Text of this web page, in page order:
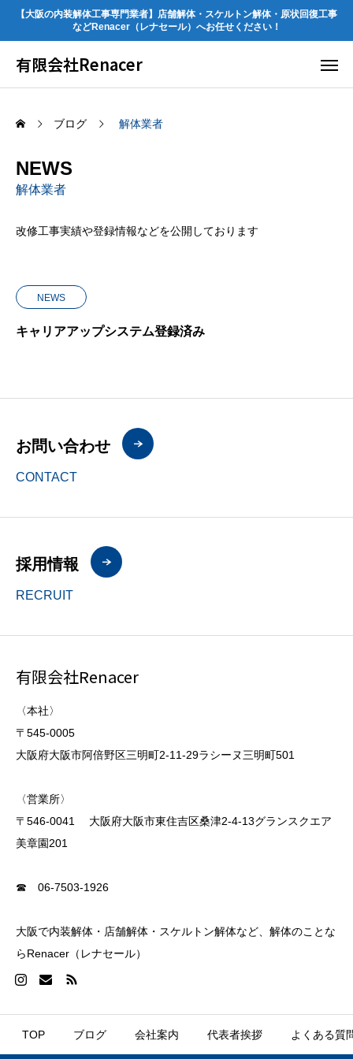
【大阪の内装解体工事専門業者】店舗解体・スケルトン解体・原状回復工事
などRenacer（レナセール）へお任せください！
有限会社Renacer
ブログ 解体業者
NEWS
解体業者
改修工事実績や登録情報などを公開しております
NEWS
キャリアアップシステム登録済み
お問い合わせ
CONTACT
採用情報
RECRUIT
有限会社Renacer
〈本社〉
〒545-0005
大阪府大阪市阿倍野区三明町2-11-29ラシーヌ三明町501
〈営業所〉
〒546-0041 大阪府大阪市東住吉区桑津2-4-13グランスクエア
美章園201
☎ 06-7503-1926
大阪で内装解体・店舗解体・スケルトン解体など、解体のことな
らRenacer（レナセール）
TOP ブログ 会社案内 代表者挨拶 よくある